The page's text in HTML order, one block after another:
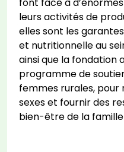
leurs activités de
elles sont les
et nutritionnelle au
ainsi que la fondation
programme de
femmes rurales, pour
sexes et fournir des
bien-être de la